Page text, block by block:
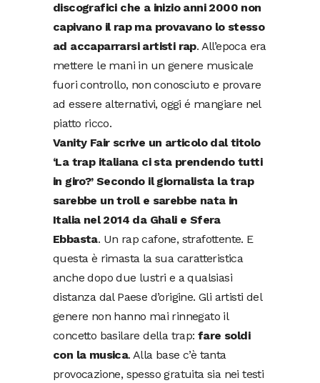
discografici che a inizio anni 2000 non
capivano il rap ma provavano lo stesso
ad accaparrarsi artisti rap. All’epoca era
mettere le mani in un genere musicale
fuori controllo, non conosciuto e provare
ad essere alternativi, oggi é mangiare nel
piatto ricco.
Vanity Fair scrive un articolo dal titolo
‘La trap italiana ci sta prendendo tutti
in giro?’ Secondo il giornalista la trap
sarebbe un troll e sarebbe nata in
Italia nel 2014 da Ghali e Sfera
Ebbasta. Un rap cafone, strafottente. E
questa è rimasta la sua caratteristica
anche dopo due lustri e a qualsiasi
distanza dal Paese d’origine. Gli artisti del
genere non hanno mai rinnegato il
concetto basilare della trap: fare soldi
con la musica. Alla base c’è tanta
provocazione, spesso gratuita sia nei testi